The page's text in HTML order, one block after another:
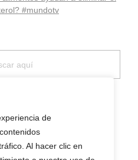
de
Al hacer clic en
#mundotv